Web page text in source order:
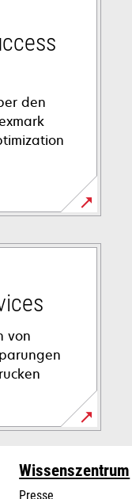
den
von
Wissenszentrum
Presse